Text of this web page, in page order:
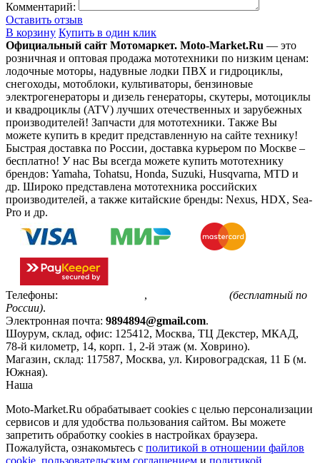
Комментарий:
Оставить отзыв
В корзину Купить в один клик
Официальный сайт Мотомаркет. Moto-Market.Ru — это
розничная и оптовая продажа мототехники по низким ценам:
лодочные моторы, надувные лодки ПВХ и гидроциклы,
снегоходы, мотоблоки, культиваторы, бензиновые
электрогенераторы и дизель генераторы, скутеры, мотоциклы
и квадроциклы (ATV) лучших отечественных и зарубежных
производителей! Запчасти для мототехники. Также Вы
можете купить в кредит представленную на сайте технику!
Быстрая доставка по России, доставка курьером по Москве –
бесплатно! У нас Вы всегда можете купить мототехнику
брендов: Yamaha, Tohatsu, Honda, Suzuki, Husqvarna, MTD и
др. Широко представлена мототехника российских
производителей, а также китайские бренды: Nexus, HDX, Sea-
Pro и др.
Телефоны: ,
(бесплатный по
России).
Электронная почта: 9894894@gmail.com.
Шоурум, склад, офис: 125412, Москва, ТЦ Декстер, МКАД,
78-й километр, 14, корп. 1, 2-й этаж (м. Ховрино).
Магазин, склад: 117587, Москва, ул. Кировоградская, 11 Б (м.
Южная).
Наша
Moto-Market.Ru обрабатывает сookies с целью персонализации
сервисов и для удобства пользования сайтом. Вы можете
запретить обработку сookies в настройках браузера.
Пожалуйста, ознакомьтесь с политикой в отношении файлов